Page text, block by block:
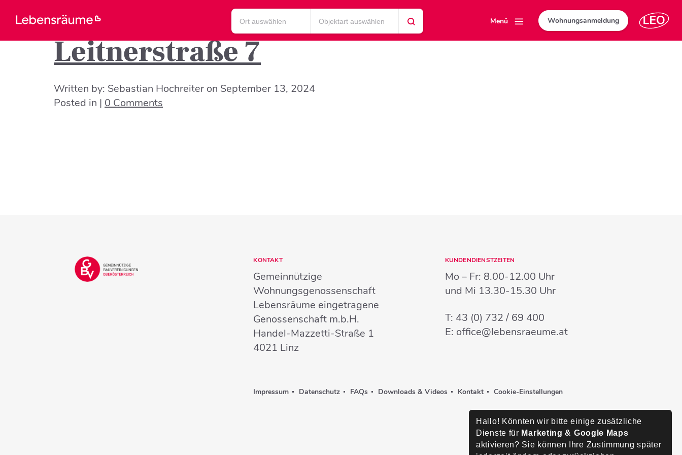
Ort auswählen Objektart auswählen Menü Wohnungsanmeldung
Leitnerstraße 7
Written by: Sebastian Hochreiter on September 13, 2024
Posted in | 0 Comments
KONTAKT
Gemeinnützige
Wohnungsgenossenschaft
Lebensräume eingetragene
Genossenschaft m.b.H.
Handel-Mazzetti-Straße 1
4021 Linz
KUNDENDIENSTZEITEN
Mo – Fr: 8.00-12.00 Uhr
und Mi 13.30-15.30 Uhr
T: 43 (0) 732 / 69 400
E: office@lebensraeume.at
Impressum Datenschutz FAQs Downloads & Videos Kontakt Cookie-Einstellungen
Hallo! Könnten wir bitte einige zusätzliche
Dienste für Marketing & Google Maps
aktivieren? Sie können Ihre Zustimmung später